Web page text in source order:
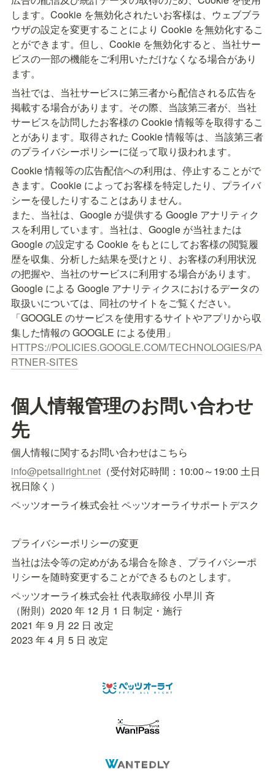
します。Cookie を無効化されたいお客様は、ウェブブラ
ウザの設定を変更することにより Cookie を無効化するこ
とができます。但し、Cookie を無効化すると、当社サー
ビスの一部の機能をご利用いただけなくなる場合があり
ます。
当社では、当社サービスに第三者から配信される広告を
掲載する場合があります。その際、当該第三者が、当社
サービスを訪問したお客様の Cookie 情報等を取得するこ
とがあります。取得された Cookie 情報等は、当該第三者
のプライバシーポリシーに従って取り扱われます。
Cookie 情報等の広告配信への利用は、停止することがで
きます。Cookie によってお客様を特定したり、プライバ
シーを侵したりすることはありません。
また、当社は、Google が提供する Google アナリティク
スを利用しています。当社は、Google が当社または
Google の設定する Cookie をもとにしてお客様の閲覧履
歴を収集、分析した結果を受けとり、お客様の利用状況
の把握や、当社のサービスに利用する場合があります。
Google による Google アナリティクスにおけるデータの
取扱いについては、同社のサイトをご覧ください。
「GOOGLE のサービスを使用するサイトやアプリから収
HTTPS://POLICIES.GOOGLE.COM/TECHNOLOGIES/PA
RTNER-SITES
個人情報管理のお問い合わせ
先
個人情報に関するお問い合わせはこちら
info@petsallright.net （受付対応時間：10:00～19:00 土日
祝日除く）
ペッツオーライ株式会社 ペッツオーライサポートデスク
プライバシーポリシーの変更
当社は法令等の定めがある場合を除き、プライバシーポ
ペッツオーライ株式会社 代表取締役 小早川 斉
（附則）2020 年 12 月 1 日 制定・施行
2021 年 9 月 22 日 改定
2023 年 4 月 5 日 改定